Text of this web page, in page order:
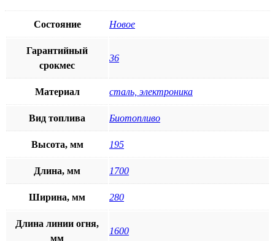
Состояние Новое
Гарантийный
срокмес
36
Материал сталь, электроника
Вид топлива Биотопливо
Высота, мм 195
Длина, мм 1700
Ширина, мм 280
Длина линии огня,
мм
1600